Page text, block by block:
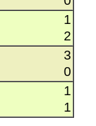
1
2
3
0
1
1